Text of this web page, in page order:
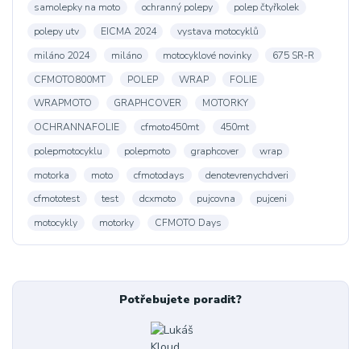
samolepky na moto
ochranný polepy
polep čtyřkolek
polepy utv
EICMA 2024
vystava motocyklů
miláno 2024
miláno motocyklové novinky
675 SR-R
CFMOTO800MT
POLEP WRAP
FOLIE
WRAPMOTO
GRAPHCOVER
MOTORKY
OCHRANNAFOLIE
cfmoto450mt
450mt
polepmotocyklu
polepmoto graphcover
wrap
motorka
moto cfmotodays
denotevrenychdveri
cfmototest
test dcxmoto pujcovna
pujceni
motocykly
motorky CFMOTO Days
Potřebujete poradit?